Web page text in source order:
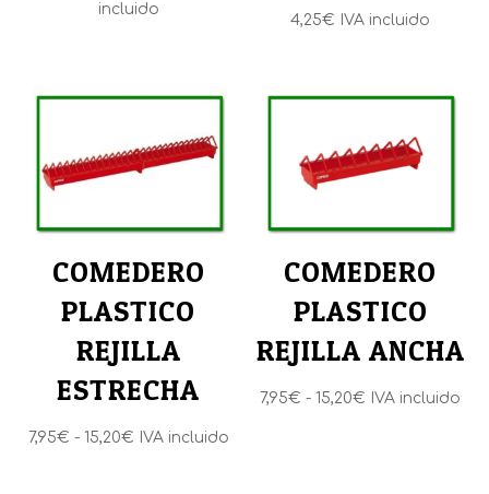
46,60€
52,50€
incluido
4,25€ IVA incluido
COMEDERO
PLASTICO
REJILLA
ESTRECHA
7,95€ - 15,20€Rango
IVA incluido
COMEDERO
PLASTICO
REJILLA ANCHA
7,95€ - 15,20€ Rango
IVA incluido